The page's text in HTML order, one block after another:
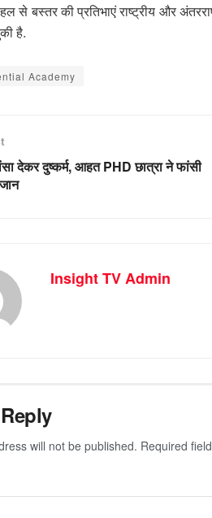
से बस्तर की प्रतिभाएं राष्ट्रीय और
है.
Academy
देकर दुष्कर्म, आहत PHD छात्रा ने फांसी
Insight TV Admin
will not be published. Required